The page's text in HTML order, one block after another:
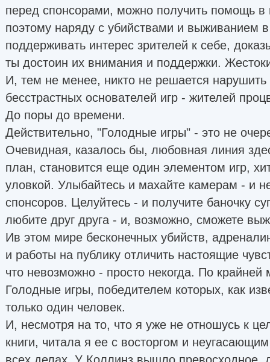
перед спонсорами, можно получить помощь
поэтому наряду с убийствами и выживанием
поддерживать интерес зрителей к себе,
ты достоин их внимания и поддержки.
И, тем не менее, никто не решается нарушить
бесстрастных основателей игр - жителей
До поры до времени.
Действительно, "Голодные игры" - это не
Очевидная, казалось бы, любовная линия
план, становится еще один элементом игр,
уловкой. Улыбайтесь и махайте камерам - и
спонсоров. Целуйтесь - и получите баночку
любите друг друга - и, возможно, сможете
Ив этом мире бесконечных убийств,
и работы на публику отличить настоящие
что невозможно - просто некогда. По крайней
Голодные игры, победителем которых, как
только один человек.
И, несмотря на то, что я уже не отношусь к
книги, читала я ее с восторгом и